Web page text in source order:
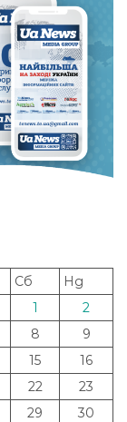
Сб
Нд
1
2
8
9
15
16
22
23
29
30